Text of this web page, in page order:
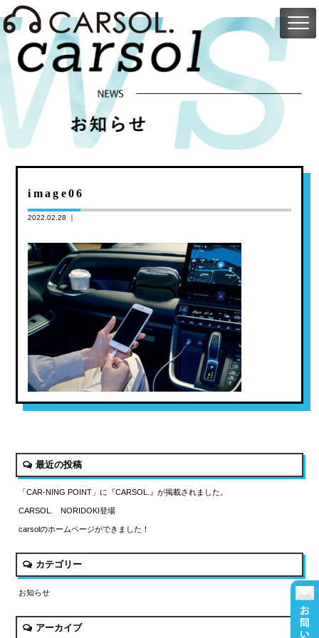
image06
2022.02.28 ｜
最近の投稿
「CAR-NING POINT」に『CARSOL.』が掲載されました。
CARSOL. NORIDOKI登場
carsolのホームページができました！
カテゴリー
お知らせ
アーカイブ